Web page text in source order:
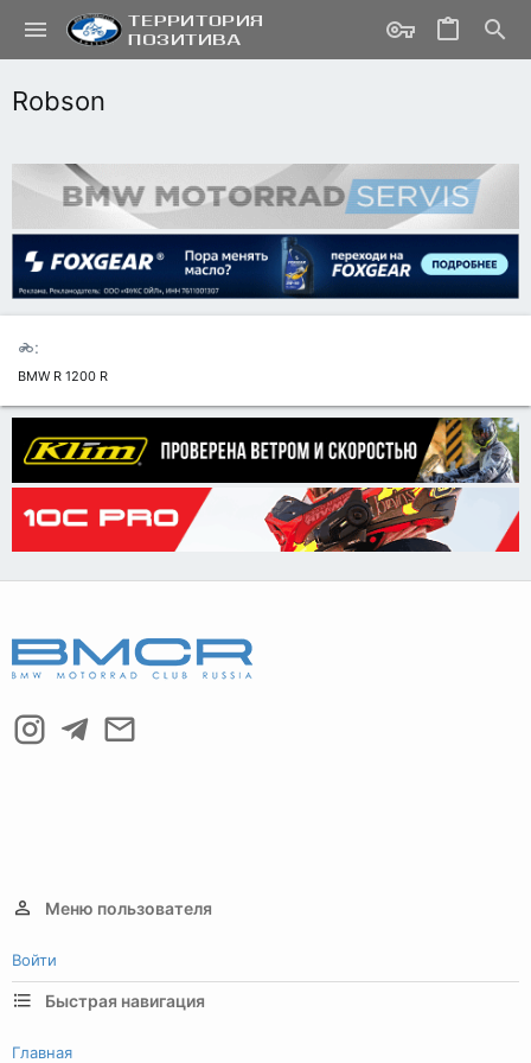
Robson
BMW R 1200 R
Меню пользователя
Войти
Быстрая навигация
Главная